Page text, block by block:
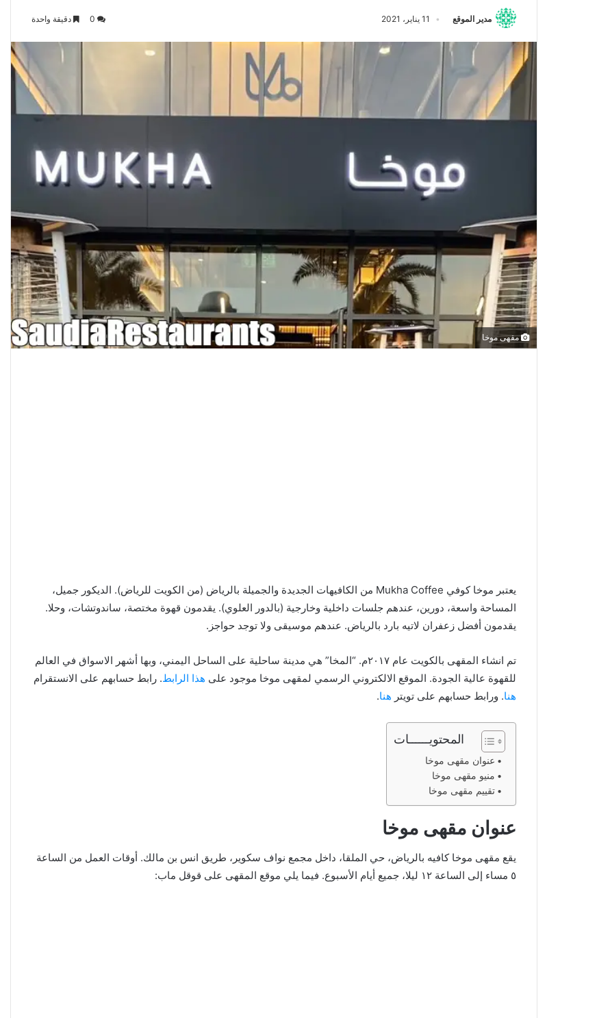
مدير الموقع 11 يناير، 2021 دقيقة واحدة
مقهى موخا
يعتبر موخا كوفي Mukha Coffee من الكافيهات الجديدة والجميلة بالرياض (من الكويت للرياض). الديكور جميل،
المساحة واسعة، دورين، عندهم جلسات داخلية وخارجية (بالدور العلوي). يقدمون قهوة مختصة، ساندوتشات، وحلا.
يقدمون أفضل زعفران لاتيه بارد بالرياض. عندهم موسيقى ولا توجد حواجز.
تم انشاء المقهى بالكويت عام ٢٠١٧م. “المخا” هي مدينة ساحلية على الساحل اليمني، وبها أشهر الاسواق في العالم
للقهوة عالية الجودة. الموقع الالكتروني الرسمي لمقهى موخا موجود على هذا الرابط. رابط حسابهم على الانستقرام
هنا. ورابط حسابهم على تويتر هنا.
المحتويــــــات
عنوان مقهى موخا
منيو مقهى موخا
تقييم مقهى موخا
عنوان مقهى موخا
يقع مقهى موخا كافيه بالرياض، حي الملقا، داخل مجمع نواف سكوير، طريق انس بن مالك. أوقات العمل من الساعة
٥ مساء إلى الساعة ١٢ ليلا، جميع أيام الأسبوع. فيما يلي موقع المقهى على قوقل ماب: